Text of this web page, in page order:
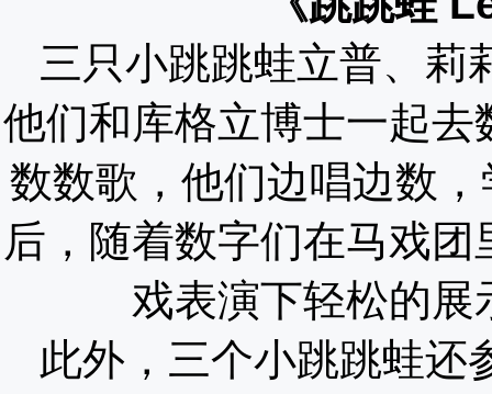
三只小跳跳蛙立普、莉
他们和库格立博士一起
数数歌，他们边唱边数
后，随着数字们在马戏
戏表演下轻松的
此外，三个小跳跳蛙还